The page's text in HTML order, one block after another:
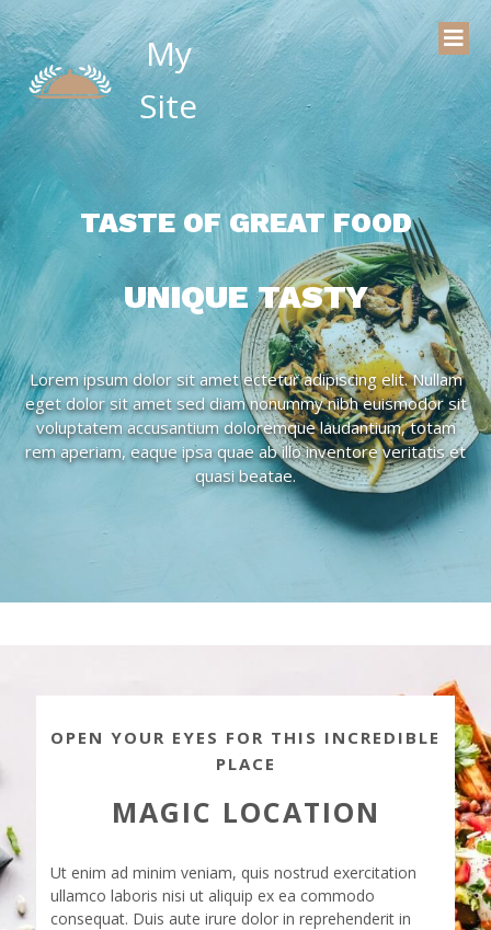
My
Site
TASTE OF GREAT FOOD
UNIQUE TASTY
Lorem ipsum dolor sit amet ectetur adipiscing elit. Nullam
eget dolor sit amet sed diam nonummy nibh euismodor sit
voluptatem accusantium doloremque laudantium, totam
rem aperiam, eaque ipsa quae ab illo inventore veritatis et
quasi beatae.
OPEN YOUR EYES FOR THIS INCREDIBLE
PLACE
MAGIC LOCATION
Ut enim ad minim veniam, quis nostrud exercitation
ullamco laboris nisi ut aliquip ex ea commodo
consequat. Duis aute irure dolor in reprehenderit in